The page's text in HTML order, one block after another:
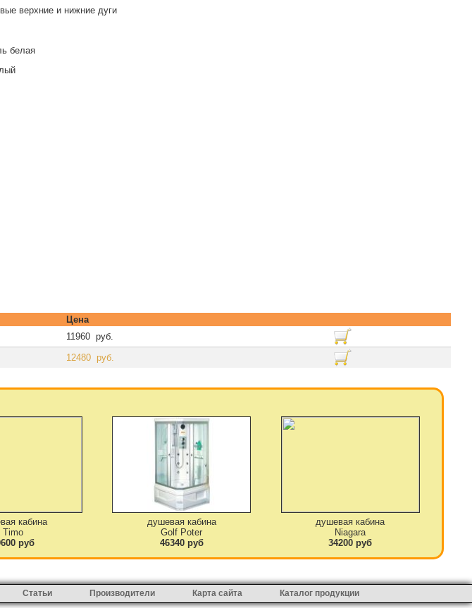
верхние и нижние дуги
белая
Цена
11960 руб.
12480 руб.
кабина
Timo
руб
душевая кабина
Golf Poter
46340 руб
душевая кабина
Niagara
34200 руб
Статьи Производители Карта сайта Каталог продукции